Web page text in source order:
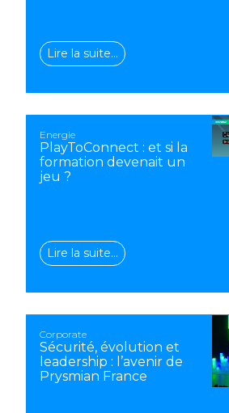
Lire la suite…
Energie
PlayToConnect : et si la
formation devenait un
jeu ?
Lire la suite…
Corporate
Sécurité, évolution et
leadership : l’avenir de
Prysmian France